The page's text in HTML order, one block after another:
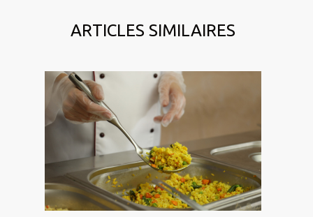
ARTICLES SIMILAIRES